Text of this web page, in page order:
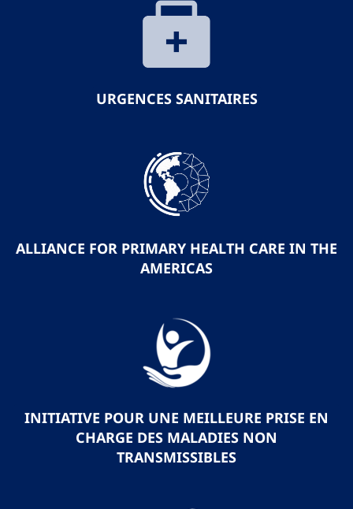
URGENCES SANITAIRES
ALLIANCE FOR PRIMARY HEALTH CARE IN THE
AMERICAS
INITIATIVE POUR UNE MEILLEURE PRISE EN
CHARGE DES MALADIES NON
TRANSMISSIBLES